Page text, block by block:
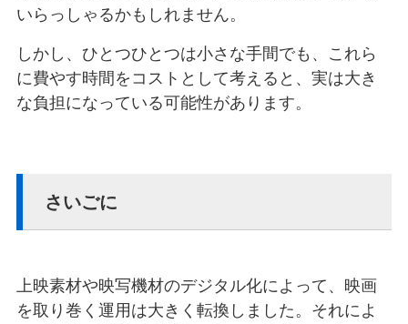
いらっしゃるかもしれません。
しかし、ひとつひとつは小さな手間でも、これら
に費やす時間をコストとして考えると、実は大き
な負担になっている可能性があります。
さいごに
上映素材や映写機材のデジタル化によって、映画
を取り巻く運用は大きく転換しました。それによ